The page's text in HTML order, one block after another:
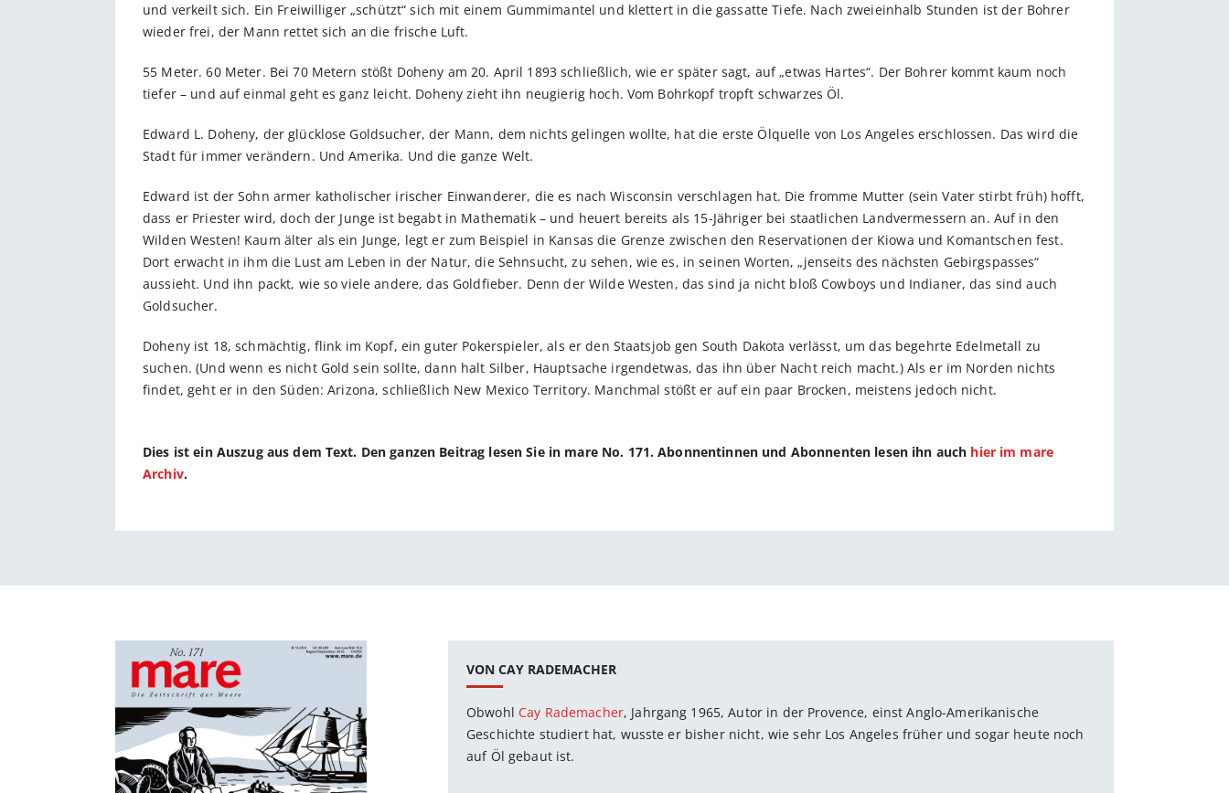
und verkeilt sich. Ein Freiwilliger „schützt“ sich mit einem Gummimantel und klettert in die gassatte Tiefe. Nach zweieinhalb Stunden ist der Bohrer
wieder frei, der Mann rettet sich an die frische Luft.
55 Meter. 60 Meter. Bei 70 Metern stößt Doheny am 20. April 1893 schließlich, wie er später sagt, auf „etwas Hartes“. Der Bohrer kommt kaum noch
tiefer – und auf einmal geht es ganz leicht. Doheny zieht ihn neugierig hoch. Vom Bohrkopf tropft schwarzes Öl.
Edward L. Doheny, der glücklose Goldsucher, der Mann, dem nichts gelingen wollte, hat die erste Ölquelle von Los Angeles erschlossen. Das wird die
Stadt für immer verändern. Und Amerika. Und die ganze Welt.
Edward ist der Sohn armer katholischer irischer Einwanderer, die es nach Wisconsin verschlagen hat. Die fromme Mutter (sein Vater stirbt früh) hofft,
dass er Priester wird, doch der Junge ist begabt in Mathematik – und heuert bereits als 15-Jähriger bei staatlichen Landvermessern an. Auf in den
Wilden Westen! Kaum älter als ein Junge, legt er zum Beispiel in Kansas die Grenze zwischen den Reservationen der Kiowa und Komantschen fest.
Dort erwacht in ihm die Lust am Leben in der Natur, die Sehnsucht, zu sehen, wie es, in seinen Worten, „jenseits des nächs­ten Gebirgspasses“
aussieht. Und ihn packt, wie so viele andere, das Goldfieber. Denn der Wilde Westen, das sind ja nicht bloß Cowboys und Indianer, das sind auch
Goldsucher.
Doheny ist 18, schmächtig, flink im Kopf, ein guter Pokerspieler, als er den Staatsjob gen South Dakota verlässt, um das begehrte Edelmetall zu
suchen. (Und wenn es nicht Gold sein sollte, dann halt Silber, Hauptsache irgendetwas, das ihn über Nacht reich macht.) Als er im Norden nichts
findet, geht er in den Süden: Arizona, schließlich New Mexico Terri­tory. Manchmal stößt er auf ein paar Brocken, meistens jedoch nicht.
Dies ist ein Auszug aus dem Text. Den ganzen Beitrag lesen Sie in mare No. 171. Abonnentinnen und Abonnenten lesen ihn auch hier im mare
Archiv.
VON CAY RADEMACHER
Obwohl Cay Rademacher, Jahrgang 1965, Autor in der Provence, einst Anglo-Amerikanische
Geschichte studiert hat, wusste er bisher nicht, wie sehr Los Angeles früher und sogar heute noch
auf Öl gebaut ist.